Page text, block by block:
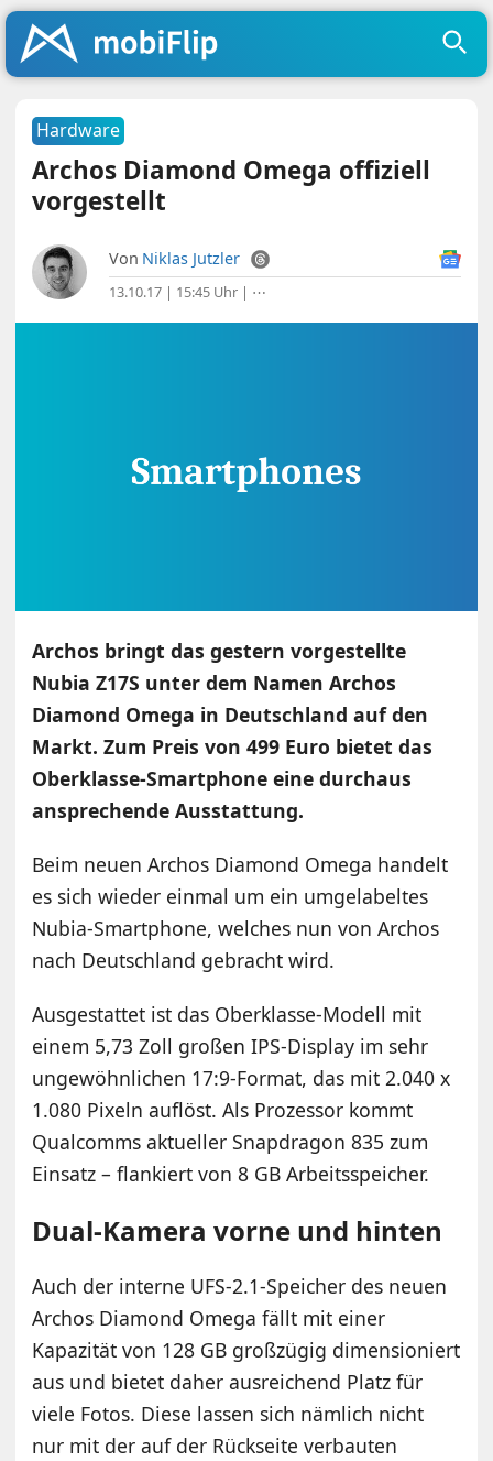
Hardware
Archos Diamond Omega offiziell
vorgestellt
Von Niklas Jutzler
13.10.17 | 15:45 Uhr | ⋯
Archos bringt das gestern vorgestellte
Nubia Z17S unter dem Namen Archos
Diamond Omega in Deutschland auf den
Markt. Zum Preis von 499 Euro bietet das
Oberklasse-Smartphone eine durchaus
ansprechende Ausstattung.
Beim neuen Archos Diamond Omega handelt
es sich wieder einmal um ein umgelabeltes
Nubia-Smartphone, welches nun von Archos
nach Deutschland gebracht wird.
Ausgestattet ist das Oberklasse-Modell mit
einem 5,73 Zoll großen IPS-Display im sehr
ungewöhnlichen 17:9-Format, das mit 2.040 x
1.080 Pixeln auflöst. Als Prozessor kommt
Qualcomms aktueller Snapdragon 835 zum
Einsatz – flankiert von 8 GB Arbeitsspeicher.
Dual-Kamera vorne und hinten
Auch der interne UFS-2.1-Speicher des neuen
Archos Diamond Omega fällt mit einer
Kapazität von 128 GB großzügig dimensioniert
aus und bietet daher ausreichend Platz für
viele Fotos. Diese lassen sich nämlich nicht
nur mit der auf der Rückseite verbauten